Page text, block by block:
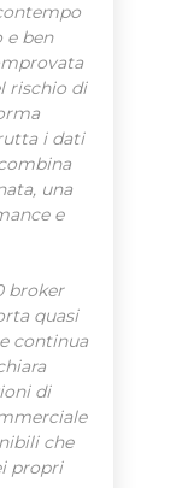
ben
rischio di
i dati
una
e
broker
quasi
continua
di
che
propri